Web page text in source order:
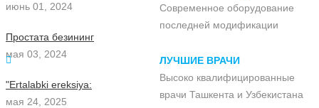
июнь 01, 2024
Простата безининг
мая 03, 2024
"Ertalabki ereksiya:
мая 24, 2025
Современное оборудование
последней модификации
ЛУЧШИЕ ВРАЧИ
Высоко квалифицированные
врачи Ташкента и Узбекистана